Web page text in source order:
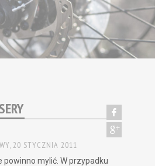
20 STYCZNIA 2011
powinno mylić. W przypadku